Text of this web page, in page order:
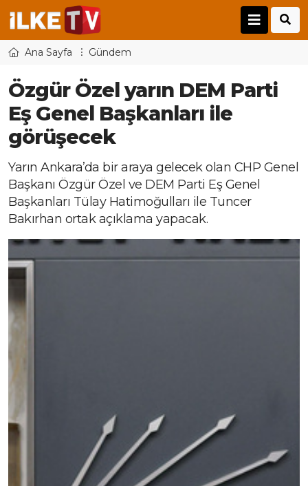
Ana Sayfa Gündem
Özgür Özel yarın DEM Parti
Eş Genel Başkanları ile
görüşecek
Yarın Ankara’da bir araya gelecek olan CHP Genel
Başkanı Özgür Özel ve DEM Parti Eş Genel
Başkanları Tülay Hatimoğulları ile Tuncer
Bakırhan ortak açıklama yapacak.